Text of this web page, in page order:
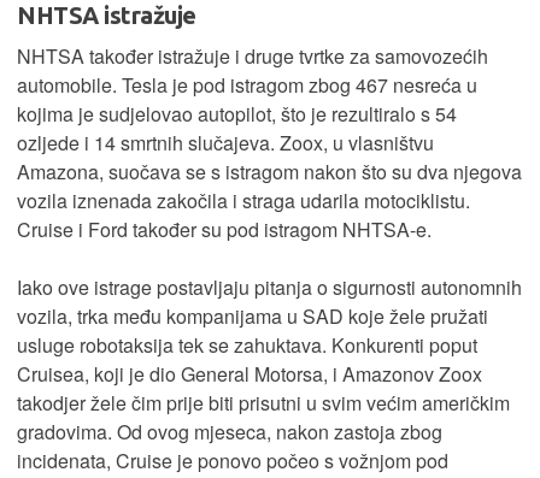
NHTSA istražuje
NHTSA također istražuje i druge tvrtke za samovozećih
automobile. Tesla je pod istragom zbog 467 nesreća u
kojima je sudjelovao autopilot, što je rezultiralo s 54
ozljede i 14 smrtnih slučajeva. Zoox, u vlasništvu
Amazona, suočava se s istragom nakon što su dva njegova
vozila iznenada zakočila i straga udarila motociklistu.
Cruise i Ford također su pod istragom NHTSA-e.
Iako ove istrage postavljaju pitanja o sigurnosti autonomnih
vozila, trka među kompanijama u SAD koje žele pružati
usluge robotaksija tek se zahuktava. Konkurenti poput
Cruisea, koji je dio General Motorsa, i Amazonov Zoox
takodjer žele čim prije biti prisutni u svim većim američkim
gradovima. Od ovog mjeseca, nakon zastoja zbog
incidenata, Cruise je ponovo počeo s vožnjom pod